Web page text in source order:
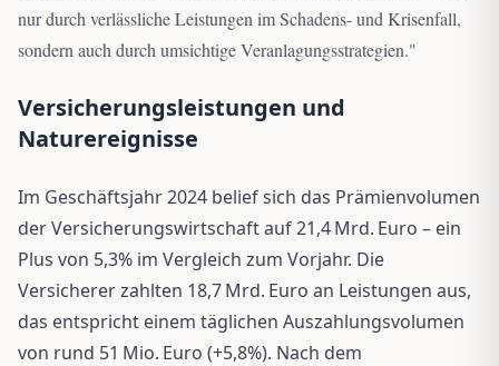
nur durch verlässliche Leistungen im Schadens- und Krisenfall,
sondern auch durch umsichtige Veranlagungsstrategien."
Versicherungsleistungen und
Naturereignisse
Im Geschäftsjahr 2024 belief sich das Prämienvolumen
der Versicherungswirtschaft auf 21,4 Mrd. Euro – ein
Plus von 5,3% im Vergleich zum Vorjahr. Die
Versicherer zahlten 18,7 Mrd. Euro an Leistungen aus,
das entspricht einem täglichen Auszahlungsvolumen
von rund 51 Mio. Euro (+5,8%). Nach dem